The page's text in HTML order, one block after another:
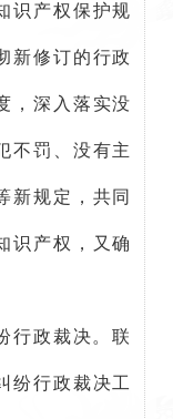
识产权保护规
新修订的行政
，深入落实没
不罚、没有主
新规定，共同
识产权，又确
行政裁决。联
纷行政裁决工